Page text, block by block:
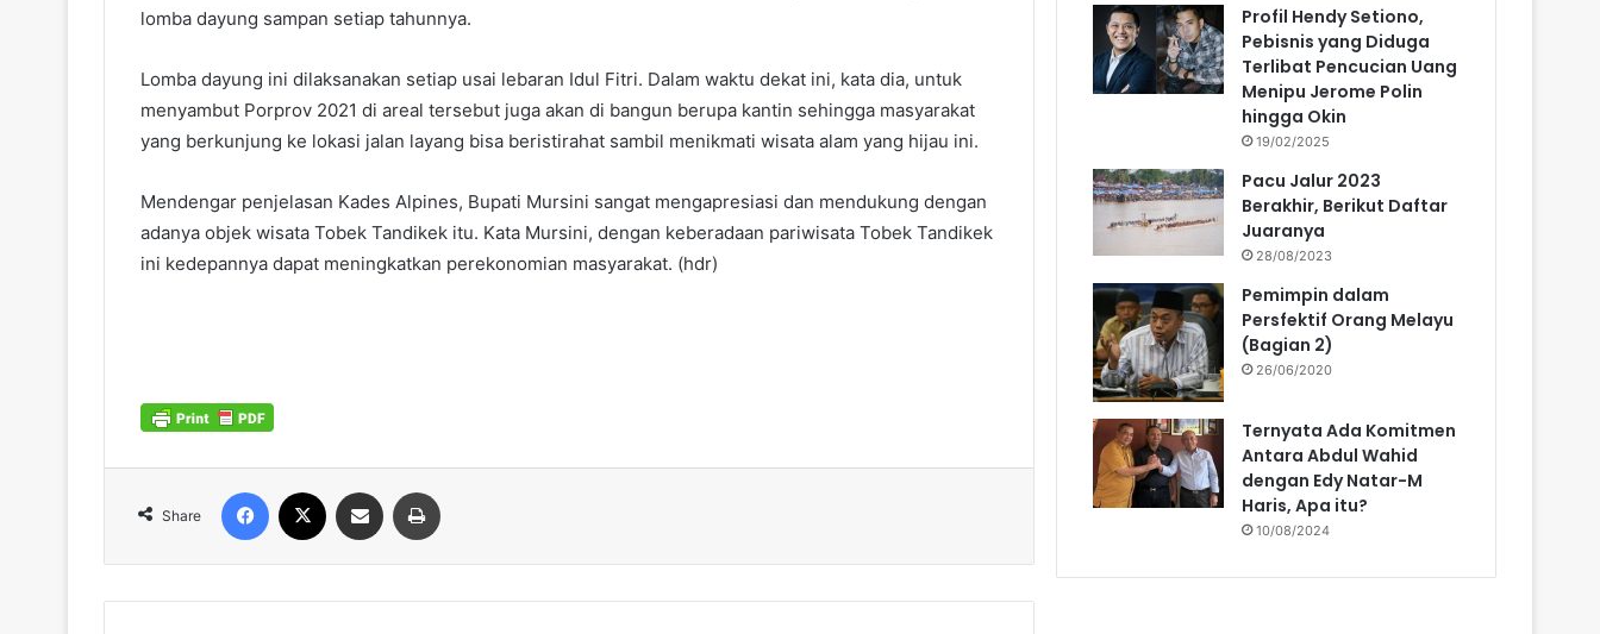
lomba dayung sampan setiap tahunnya.
Lomba dayung ini dilaksanakan setiap usai lebaran Idul Fitri. Dalam waktu dekat ini, kata dia, untuk
menyambut Porprov 2021 di areal tersebut juga akan di bangun berupa kantin sehingga masyarakat
yang berkunjung ke lokasi jalan layang bisa beristirahat sambil menikmati wisata alam yang hijau ini.
Mendengar penjelasan Kades Alpines, Bupati Mursini sangat mengapresiasi dan mendukung dengan
adanya objek wisata Tobek Tandikek itu. Kata Mursini, dengan keberadaan pariwisata Tobek Tandikek
ini kedepannya dapat meningkatkan perekonomian masyarakat. (hdr)
Share
Facebook Share via Email
Profil Hendy Setiono,
Pebisnis yang Diduga
Terlibat Pencucian Uang
Menipu Jerome Polin
hingga Okin
19/02/2025
Pacu Jalur 2023
Berakhir, Berikut Daftar
Juaranya
28/08/2023
Pemimpin dalam
Persfektif Orang Melayu
(Bagian 2)
26/06/2020
Ternyata Ada Komitmen
Antara Abdul Wahid
dengan Edy Natar-M
Haris, Apa itu?
10/08/2024